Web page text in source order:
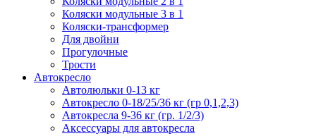
Коляски модульные 3 в 1
Коляски-трансформер
Для двойни
Прогулочные
Трости
Автокресло
Автолюльки 0-13 кг
Автокресло 0-18/25/36 кг (гр 0,1,2,3)
Автокресла 9-36 кг (гр. 1/2/3)
Аксессуары для автокресла